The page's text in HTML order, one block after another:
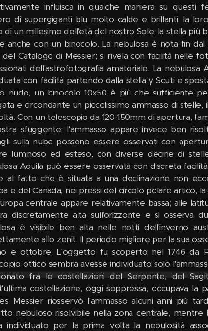
influisca in qualche maniera su questi
di supergiganti blu molto calde e brillanti; la
di un millesimo dell'età del nostro Sole; la stella più
anche con un binocolo. La nebulosa è nota fin
del Catalogo di Messier; si rivela con facilità nelle
dell'astrofotografia amatoriale. La
con facilità partendo dalla stella γ Scuti e
nudo, un binocolo 10x50 è più che sufficiente
e circondante un piccolissimo ammasso di
Con un telescopio da 120-150mm di apertura,
sfuggente; l'ammasso appare invece ben
sulla nube possono essere osservati con
luminoso ed esteso, con diverse decine di
Aquila può essere osservata con discreta
al fatto che è situata a una declinazione non
e del Canada, nei pressi del circolo polare artico,
centrale appare relativamente bassa; alle
discretamente alta sull'orizzonte e si osserva
è visibile ben alta nelle notti dell'inverno
allo zenit. Il periodo migliore per la sua
e ottobre. L'oggetto fu scoperto nel 1746 da
ottico sembra avesse individuato solo
fra le costellazioni del Serpente, del
costellazione, oggi soppressa, occupava la
Messier riosservò l'ammasso alcuni anni più
nebuloso risolvibile nella zona centrale,
individuato per la prima volta la nebulosità